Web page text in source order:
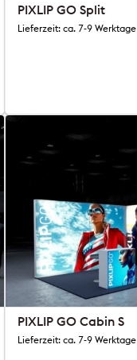
PIXLIP GO Split
Lieferzeit: ca. 7-9 Werktage
PIXLIP GO Cabin S
Lieferzeit: ca. 7-9 Werktage